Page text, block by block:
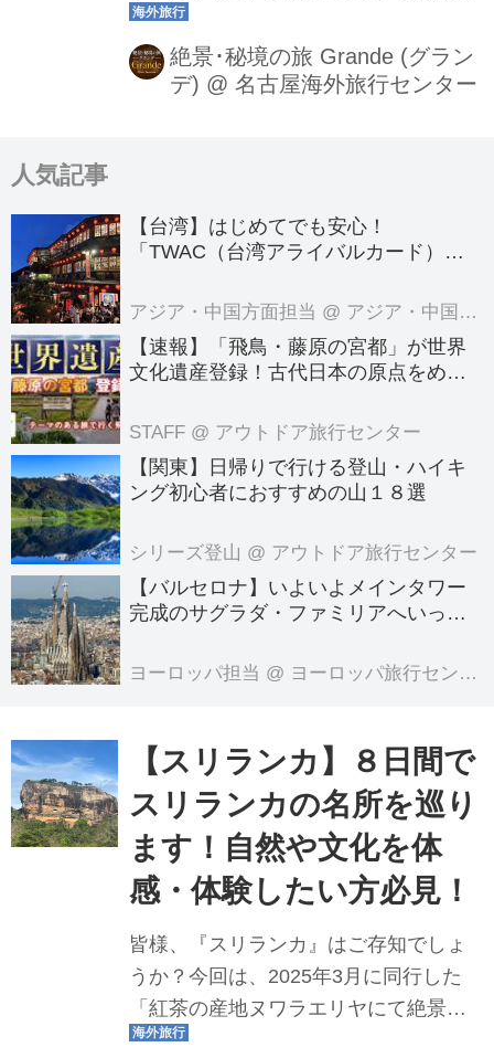
きる大人の秘境”として、人気が高まっ
ています。この記事では、ウズベキス
タンの魅力だけでなく、不安の解消、
を深く知るツアー”をご紹介します。※
本ブログで紹介しておりますのは2026
絶景･秘境の旅 Grande (グラン
デ) @ 名古屋海外旅行センター
人気記事
【台湾】はじめてでも安心！
「TWAC（台湾アライバルカード）」
アジア・中国方面担当 @ アジア・中国旅行センター
【速報】「飛鳥・藤原の宮都」が世界
文化遺産登録！古代日本の原点をめぐ
のテーマのある旅
STAFF @ アウトドア旅行センター
【関東】日帰りで行ける登山・ハイキ
ング初心者におすすめの山１８選
シリーズ登山 @ アウトドア旅行センター
【バルセロナ】いよいよメインタワー
完成のサグラダ・ファミリアへいって
ヨーロッパ担当 @ ヨーロッパ旅行センター
【スリランカ】８日間で
スリランカの名所を巡り
ます！自然や文化を体
感・体験したい方必見！
皆様、『スリランカ』はご存知でしょ
うか？今回は、2025年3月に同行した
「紅茶の産地ヌワラエリヤにて絶景ス
ポットと列車乗車へ スリランカをぐる